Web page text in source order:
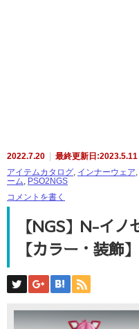
2022.7.20
最終更新日:2023.5.11
アイテムカタログ, インナーウェア,
ーム, PSO2NGS
コメントを書く
【NGS】N-イ
【カラー・装飾】